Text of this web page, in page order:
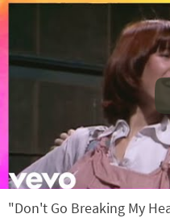
"Don't Go Breaking My